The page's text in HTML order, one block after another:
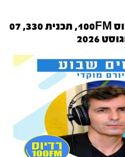
חותמים שבוע ברדיוס 100FM, תכנית 330, 07
2026